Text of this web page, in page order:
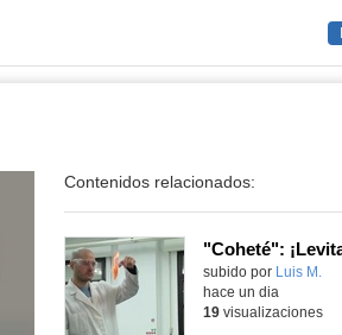
Contenidos relacionados:
Contenido educativo.
subido por Luis M.
hace un dia
19visualizaciones